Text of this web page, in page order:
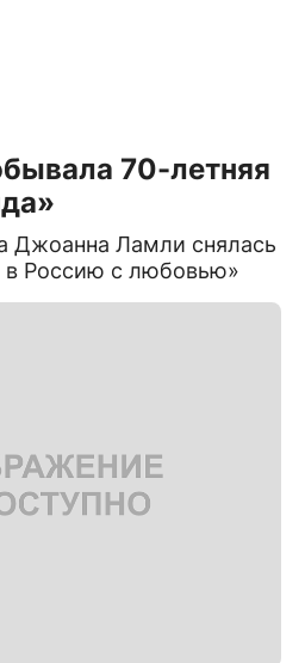
70-летняя
Джоанна Ламли снялась
в Россию с любовью»